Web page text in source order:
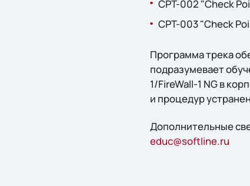
CPT-002 "Check
CPT-003 "Check
Программа трека
подразумевает
1/FireWall-1 NG в
и процедур
Дополнительные
educ@softline.ru